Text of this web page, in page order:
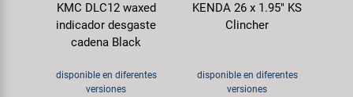
KMC DLC12 waxed
indicador desgaste
cadena Black
disponible en diferentes
versiones
KENDA 26 x 1.95" KS
Clincher
disponible en diferentes
versiones